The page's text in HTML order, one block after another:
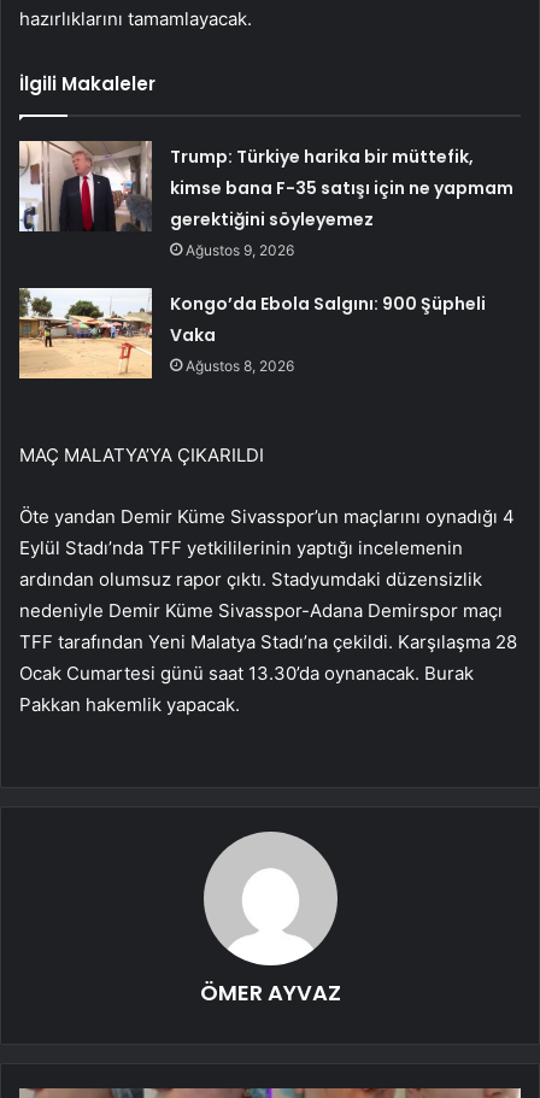
hazırlıklarını tamamlayacak.
İlgili Makaleler
Trump: Türkiye harika bir müttefik,
kimse bana F-35 satışı için ne yapmam
gerektiğini söyleyemez
Ağustos 9, 2026
Kongo’da Ebola Salgını: 900 Şüpheli
Vaka
Ağustos 8, 2026
MAÇ MALATYA’YA ÇIKARILDI
Öte yandan Demir Küme Sivasspor’un maçlarını oynadığı 4
Eylül Stadı’nda TFF yetkililerinin yaptığı incelemenin
ardından olumsuz rapor çıktı. Stadyumdaki düzensizlik
nedeniyle Demir Küme Sivasspor-Adana Demirspor maçı
TFF tarafından Yeni Malatya Stadı’na çekildi. Karşılaşma 28
Ocak Cumartesi günü saat 13.30’da oynanacak. Burak
Pakkan hakemlik yapacak.
ÖMER AYVAZ